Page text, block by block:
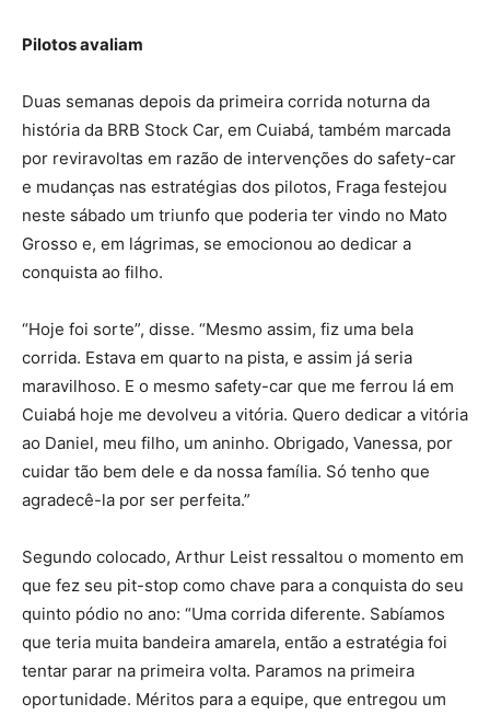
Pilotos avaliam
Duas semanas depois da primeira corrida noturna da
história da BRB Stock Car, em Cuiabá, também marcada
por reviravoltas em razão de intervenções do safety-car
e mudanças nas estratégias dos pilotos, Fraga festejou
neste sábado um triunfo que poderia ter vindo no Mato
Grosso e, em lágrimas, se emocionou ao dedicar a
conquista ao filho.
“Hoje foi sorte”, disse. “Mesmo assim, fiz uma bela
corrida. Estava em quarto na pista, e assim já seria
maravilhoso. E o mesmo safety-car que me ferrou lá em
Cuiabá hoje me devolveu a vitória. Quero dedicar a vitória
ao Daniel, meu filho, um aninho. Obrigado, Vanessa, por
cuidar tão bem dele e da nossa família. Só tenho que
agradecê-la por ser perfeita.”
Segundo colocado, Arthur Leist ressaltou o momento em
que fez seu pit-stop como chave para a conquista do seu
quinto pódio no ano: “Uma corrida diferente. Sabíamos
que teria muita bandeira amarela, então a estratégia foi
tentar parar na primeira volta. Paramos na primeira
oportunidade. Méritos para a equipe, que entregou um